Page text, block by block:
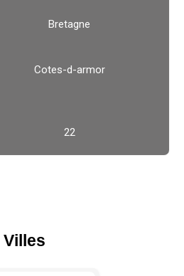
Bretagne
Cotes-d-armor
22
Villes